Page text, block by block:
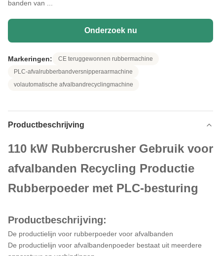
banden van ...
Onderzoek nu
Markeringen:
CE teruggewonnen rubbermachine
PLC-afvalrubberbandversnipperaarmachine
volautomatische afvalbandrecyclingmachine
Productbeschrijving
110 kW Rubbercrusher Gebruik voor
afvalbanden Recycling Productie
Rubberpoeder met PLC-besturing
Productbeschrijving:
De productielijn voor rubberpoeder voor afvalbanden
De productielijn voor afvalbandenpoeder bestaat uit meerdere